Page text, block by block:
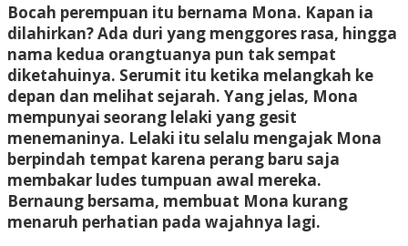
Bocah perempuan itu bernama Mona. Kapan ia
dilahirkan? Ada duri yang menggores rasa, hingga
nama kedua orangtuanya pun tak sempat
diketahuinya. Serumit itu ketika melangkah ke
depan dan melihat sejarah. Yang jelas, Mona
mempunyai seorang lelaki yang gesit
menemaninya. Lelaki itu selalu mengajak Mona
berpindah tempat karena perang baru saja
membakar ludes tumpuan awal mereka.
Bernaung bersama, membuat Mona kurang
menaruh perhatian pada wajahnya lagi.